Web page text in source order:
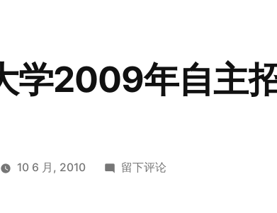
学2009年自主
10 6 月, 2010
于
留下评论